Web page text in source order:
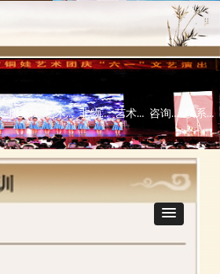
服务指南 艺术培训 非物质文化遗产 艺术欣赏 咨询指导\意见反馈栏 联系我们